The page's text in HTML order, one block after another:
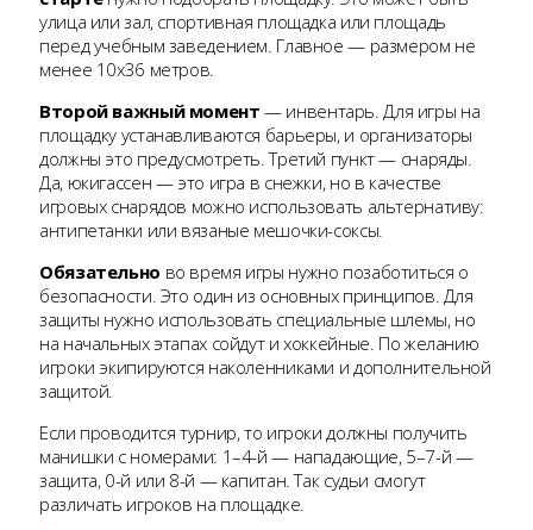
улица или зал, спортивная площадка или площадь
перед учебным заведением. Главное — размером не
менее 10х36 метров.
Второй важный момент — инвентарь. Для игры на
площадку устанавливаются барьеры, и организаторы
должны это предусмотреть. Третий пункт — снаряды.
Да, юкигассен — это игра в снежки, но в качестве
игровых снарядов можно использовать альтернативу:
антипетанки или вязаные мешочки-соксы.
Обязательно во время игры нужно позаботиться о
безопасности. Это один из основных принципов. Для
защиты нужно использовать специальные шлемы, но
на начальных этапах сойдут и хоккейные. По желанию
игроки экипируются наколенниками и дополнительной
защитой.
Если проводится турнир, то игроки должны получить
манишки с номерами: 1–4-й — нападающие, 5–7-й —
защита, 0-й или 8-й — капитан. Так судьи смогут
различать игроков на площадке.